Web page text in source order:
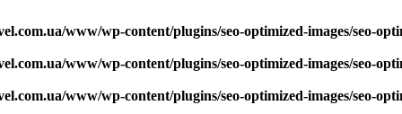
www/wp-content/plugins/seo-optimized-images/seo-
www/wp-content/plugins/seo-optimized-images/seo-
www/wp-content/plugins/seo-optimized-images/seo-